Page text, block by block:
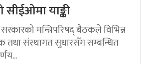
सीईओमा याङ्की
मन्त्रिपरिषद् बैठकले विभिन्न
तथा संस्थागत सुधारसँग सम्बन्धित